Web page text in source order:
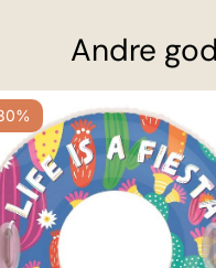
Andre